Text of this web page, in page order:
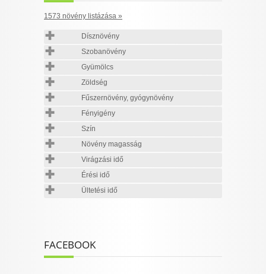
1573 növény listázása »
Dísznövény
Szobanövény
Gyümölcs
Zöldség
Fűszernövény, gyógynövény
Fényigény
Szín
Növény magasság
Virágzási idő
Érési idő
Ültetési idő
FACEBOOK